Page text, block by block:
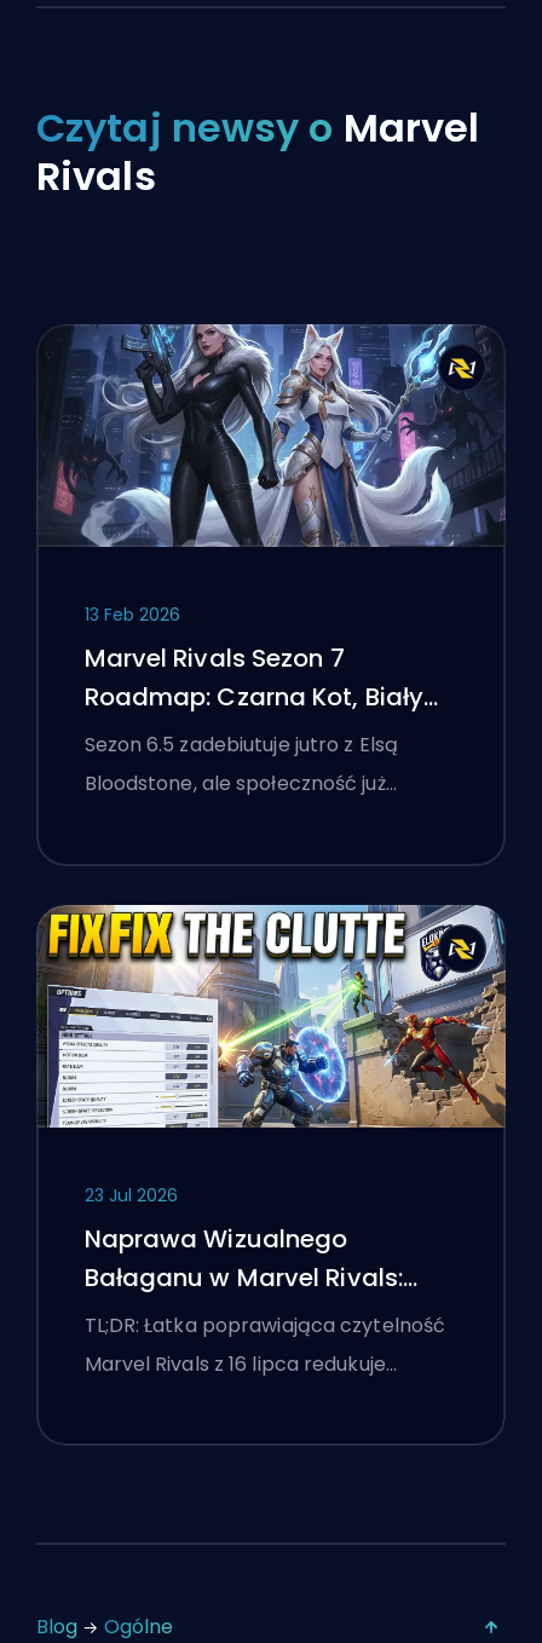
Czytaj newsy o Marvel
Rivals
13 Feb 2026
Marvel Rivals Sezon 7
Roadmap: Czarna Kot, Biały
Lis i Wydarzenie Monsters
Take Manhattan
Sezon 6.5 zadebiutuje jutro z Elsą
Bloodstone, ale społeczność już…
23 Jul 2026
Naprawa Wizualnego
Bałaganu w Marvel Rivals:
Najlepsze Ustawienia
Konkurencyjne Po Łatce z 16
TL;DR: Łatka poprawiająca czytelność
Marvel Rivals z 16 lipca redukuje…
Blog Ogólne